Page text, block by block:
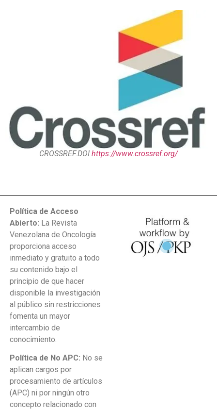
CROSSREF.DOI https://www.crossref.org/
Política de Acceso
Abierto: La Revista
Venezolana de Oncología
proporciona acceso
inmediato y gratuito a todo
su contenido bajo el
principio de que hacer
disponible la investigación
al público sin restricciones
fomenta un mayor
intercambio de
conocimiento.
Política de No APC: No se
aplican cargos por
procesamiento de artículos
(APC) ni por ningún otro
concepto relacionado con